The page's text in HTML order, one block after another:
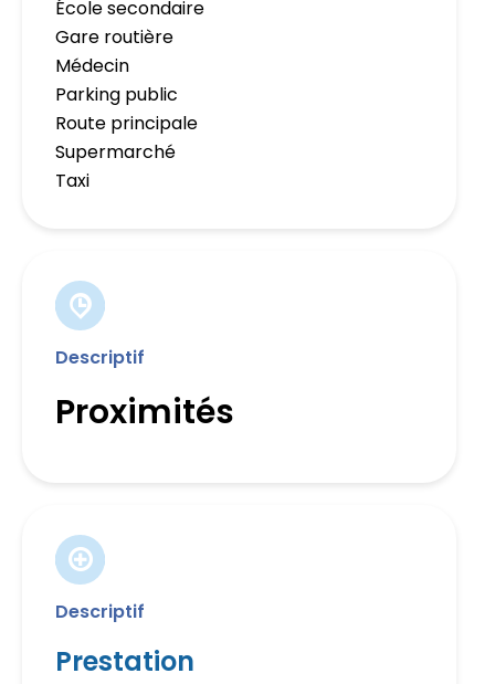
École secondaire
Gare routière
Médecin
Parking public
Route principale
Supermarché
Taxi
Descriptif
Proximités
Descriptif
Prestation